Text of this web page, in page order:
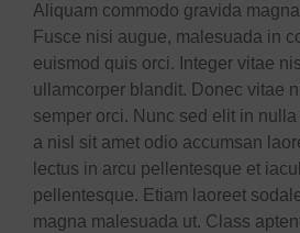
Aliquam commodo gravida
Fusce nisi augue, malesuada in
euismod quis orci. Integer vitae
ullamcorper blandit. Donec vitae
semper orci. Nunc sed elit in
a nisl sit amet odio accumsan
lectus in arcu pellentesque et
pellentesque. Etiam laoreet
magna malesuada ut. Class